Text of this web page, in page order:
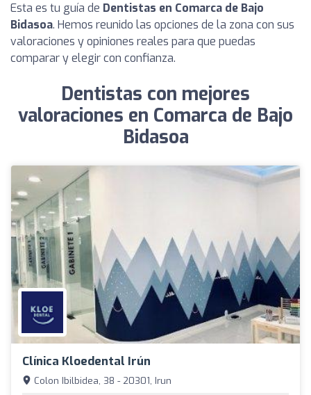
Esta es tu guía de Dentistas en Comarca de Bajo
Bidasoa. Hemos reunido las opciones de la zona con sus
valoraciones y opiniones reales para que puedas
comparar y elegir con confianza.
Dentistas con mejores
valoraciones en Comarca de Bajo
Bidasoa
Clínica Kloedental Irún
Colon Ibilbidea, 38 - 20301, Irun